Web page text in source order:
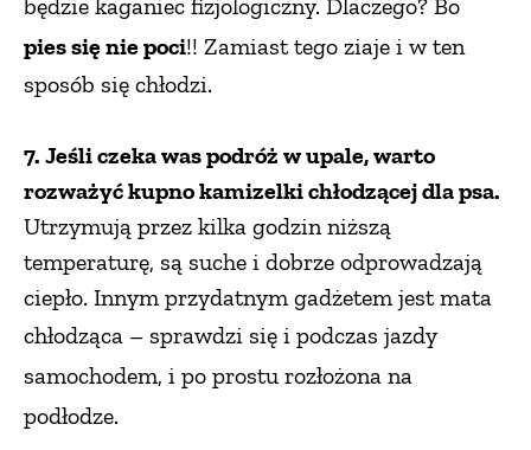
pies się nie poci!! Zamiast tego ziaje i w ten
sposób się chłodzi.
7. Jeśli czeka was podróż w upale, warto
rozważyć kupno kamizelki chłodzącej dla psa.
Utrzymują przez kilka godzin niższą
temperaturę, są suche i dobrze odprowadzają
ciepło. Innym przydatnym gadżetem jest mata
chłodząca – sprawdzi się i podczas jazdy
samochodem, i po prostu rozłożona na
podłodze.